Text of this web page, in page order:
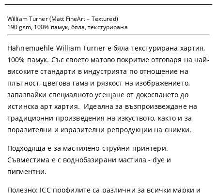
William Turner (Matt FineArt – Textured)
190 gsm, 100% памук, бяла, текстурирана
Hahnemuehle William Turner е бяла текстурирана хартия,
100% памук. Със своето матово покритие отговаря на най-
високите стандарти в индустрията по отношение на
плътност, цветова гама и рязкост на изображението,
запазвайки специалното усещане от докосването до
истинска арт хартия. Идеална за възпроизвеждане на
традиционни произведения на изкуството, както и за
поразителни и изразителни репродукции на снимки.
Подходяща е за мастилено-струйни принтери.
Съвместима е с воднобазирани мастила - dye и
пигментни.
Полезно: ICC профилите са различни за всички марки и